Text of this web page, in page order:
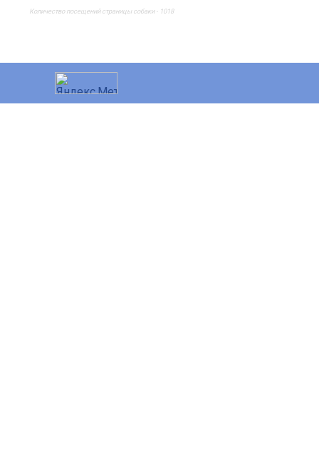
Количество посещений страницы собаки - 1018